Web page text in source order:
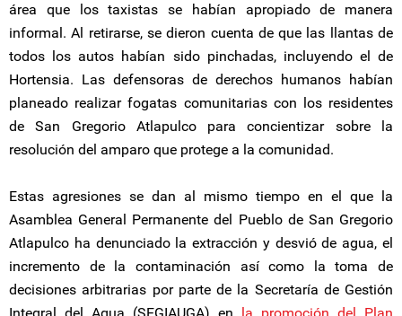
área que los taxistas se habían apropiado de manera
informal. Al retirarse, se dieron cuenta de que las llantas de
todos los autos habían sido pinchadas, incluyendo el de
Hortensia. Las defensoras de derechos humanos habían
planeado realizar fogatas comunitarias con los residentes
de San Gregorio Atlapulco para concientizar sobre la
resolución del amparo que protege a la comunidad.
Estas agresiones se dan al mismo tiempo en el que la
Asamblea General Permanente del Pueblo de San Gregorio
Atlapulco ha denunciado la extracción y desvió de agua, el
incremento de la contaminación así como la toma de
decisiones arbitrarias por parte de la Secretaría de Gestión